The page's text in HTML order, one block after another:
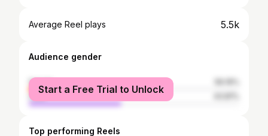
Average Reel plays 5.5k
Audience gender
female
male
Start a Free Trial to Unlock
Top performing Reels